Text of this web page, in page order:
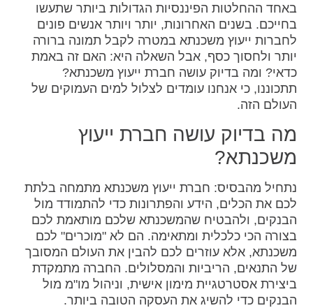
באחד ההחלטות הפיננסיות הגדולות ביותר שתעשו
בחייכם. בשנים האחרונות, יותר ויותר אנשים פונים
לחברות ייעוץ משכנתא במטרה לקבל תמונה ברורה
יותר ולחסוך כסף, אבל השאלה היא: האם זה באמת
כדאי? ומה בדיוק עושה חברת ייעוץ משכנתא?
תתכוננו, כי אנחנו עומדים לצלול למים העמוקים של
העולם הזה.
מה בדיוק עושה חברת ייעוץ
משכנתא?
נתחיל מהבסיס: חברת ייעוץ משכנתא מתמחה בלתת
לכם את הכלים, הידע והפתרונות כדי להתמודד מול
הבנקים, ולהבטיח שהמשכנתא שלכם מותאמת לכם
בצורה הכי כלכלית ומתאימה. הם לא "מוכרים" לכם
משכנתא, אלא עוזרים לכם להבין את העולם המסובך
של התנאים, הריביות והמסלולים. החברה מתמקדת
ביצירת אסטרטגיית מימון אישית, וניהול מו"מ מול
הבנקים כדי להשיג את העסקה הטובה ביותר.